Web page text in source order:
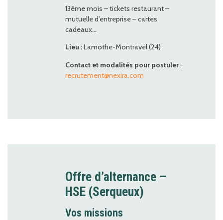
13ème mois – tickets restaurant –
mutuelle d’entreprise – cartes
cadeaux…
Lieu :Lamothe-Montravel (24)
Contact et modalités pour postuler:
recrutement@nexira.com
Offre d’alternance –
HSE (Serqueux)
Vos missions